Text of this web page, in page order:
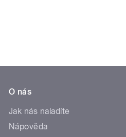
O nás
Jak nás naladíte
Nápověda